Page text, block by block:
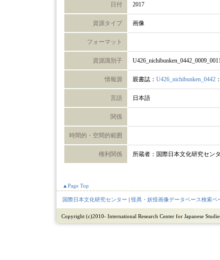
日付 2017
資源タイプ 画像
フォーマット
資源識別子
情報源 親書誌： U426_nichibunken_0442
言語 日本語
関係
時間的・空間的範囲
権利関係 所蔵者：国際日本文化研究セン
▲Page Top
国際日本文化研究センター |怪異・妖怪画像データベース検索ペ
Copyright (c)2010- International Research Center for Japanese